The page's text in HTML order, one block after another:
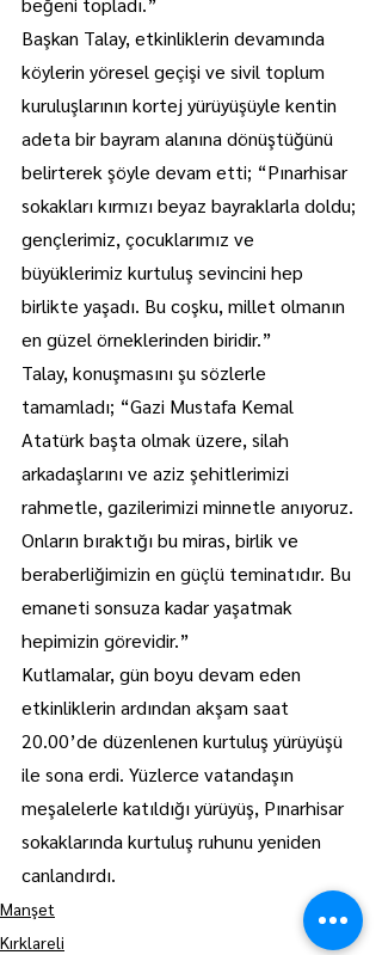
Başkan Talay, etkinliklerin devamında
köylerin yöresel geçişi ve sivil toplum
kuruluşlarının kortej yürüyüşüyle kentin
adeta bir bayram alanına dönüştüğünü
belirterek şöyle devam etti; “Pınarhisar
sokakları kırmızı beyaz bayraklarla doldu;
gençlerimiz, çocuklarımız ve
büyüklerimiz kurtuluş sevincini hep
birlikte yaşadı. Bu coşku, millet olmanın
en güzel örneklerinden biridir.”
Talay, konuşmasını şu sözlerle
tamamladı; “Gazi Mustafa Kemal
Atatürk başta olmak üzere, silah
arkadaşlarını ve aziz şehitlerimizi
rahmetle, gazilerimizi minnetle anıyoruz.
Onların bıraktığı bu miras, birlik ve
beraberliğimizin en güçlü teminatıdır. Bu
emaneti sonsuza kadar yaşatmak
hepimizin görevidir.”
Kutlamalar, gün boyu devam eden
etkinliklerin ardından akşam saat
20.00’de düzenlenen kurtuluş yürüyüşü
ile sona erdi. Yüzlerce vatandaşın
meşalelerle katıldığı yürüyüş, Pınarhisar
sokaklarında kurtuluş ruhunu yeniden
canlandırdı.
Manşet
Kırklareli